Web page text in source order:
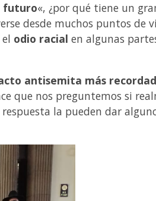
futuro«, ¿por qué tiene un
desde muchos puntos de
odio racial en algunas
antisemita más
que nos preguntemos si
la pueden dar